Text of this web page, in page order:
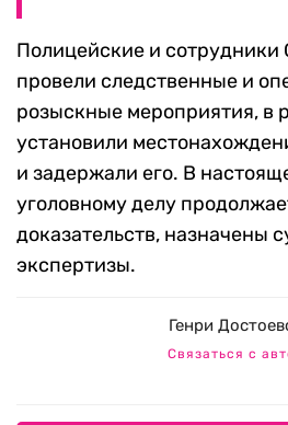
Полицейские и сотрудники
провели следственные и
розыскные мероприятия, в
установили
и задержали его. В
уголовному делу
доказательств, назначены
экспертизы.
Генри
Связаться с